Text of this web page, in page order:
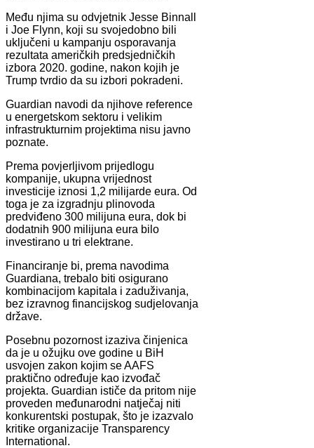
Među njima su odvjetnik Jesse Binnall
i Joe Flynn, koji su svojedobno bili
uključeni u kampanju osporavanja
rezultata američkih predsjedničkih
izbora 2020. godine, nakon kojih je
Trump tvrdio da su izbori pokradeni.
Guardian navodi da njihove reference
u energetskom sektoru i velikim
infrastrukturnim projektima nisu javno
poznate.
Prema povjerljivom prijedlogu
kompanije, ukupna vrijednost
investicije iznosi 1,2 milijarde eura. Od
toga je za izgradnju plinovoda
predviđeno 300 milijuna eura, dok bi
dodatnih 900 milijuna eura bilo
investirano u tri elektrane.
Financiranje bi, prema navodima
Guardiana, trebalo biti osigurano
kombinacijom kapitala i zaduživanja,
bez izravnog financijskog sudjelovanja
države.
Posebnu pozornost izaziva činjenica
da je u ožujku ove godine u BiH
usvojen zakon kojim se AAFS
praktično određuje kao izvođač
projekta. Guardian ističe da pritom nije
proveden međunarodni natječaj niti
konkurentski postupak, što je izazvalo
kritike organizacije Transparency
International.